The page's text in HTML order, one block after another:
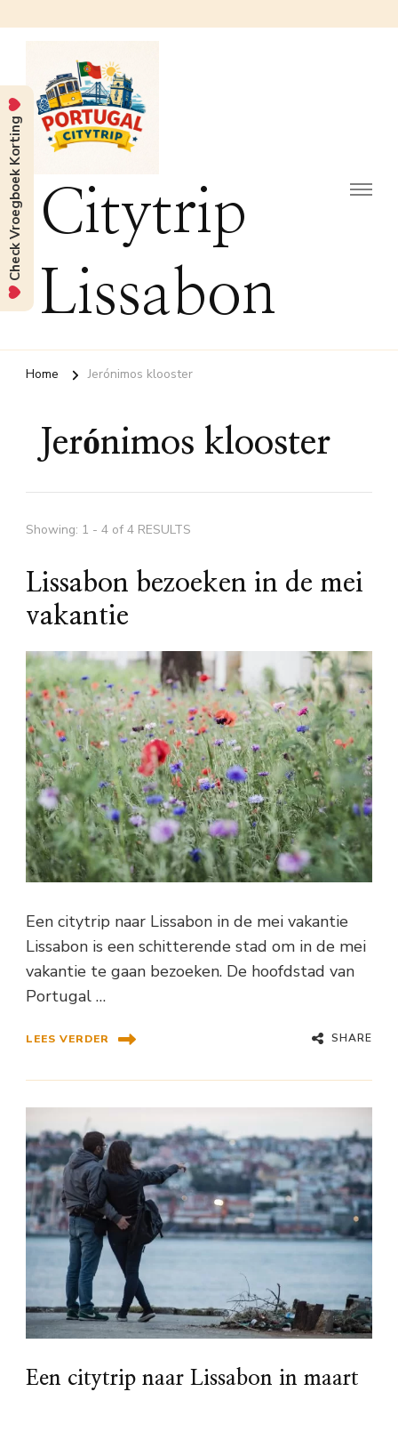
Citytrip
Lissabon
Home Jerónimos klooster
Jerónimos klooster
Showing: 1 - 4 of 4 RESULTS
Lissabon bezoeken in de mei
vakantie
Een citytrip naar Lissabon in de mei vakantie
Lissabon is een schitterende stad om in de mei
vakantie te gaan bezoeken. De hoofdstad van
Portugal …
LEES VERDER SHARE
Een citytrip naar Lissabon in maart
Check Vroegboek Korting